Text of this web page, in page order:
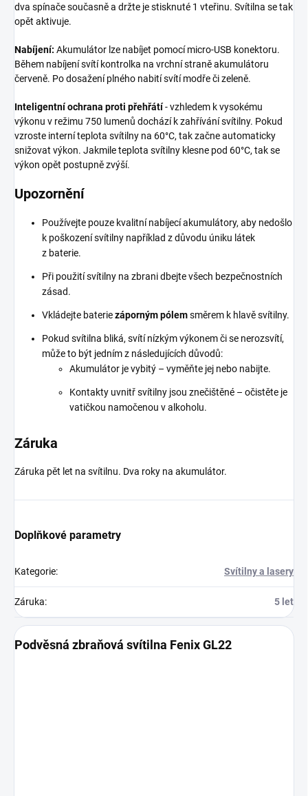
dva spínače současně a držte je stisknuté 1 vteřinu. Svítilna se tak
opět aktivuje.
Nabíjení: Akumulátor lze nabíjet pomocí micro-USB konektoru.
Během nabíjení svítí kontrolka na vrchní straně akumulátoru
červeně. Po dosažení plného nabití svítí modře či zeleně.
Inteligentní ochrana proti přehřátí- vzhledem k vysokému
výkonu v režimu 750 lumenů dochází k zahřívání svítilny. Pokud
vzroste interní teplota svítilny na 60°C, tak začne automaticky
snižovat výkon. Jakmile teplota svítilny klesne pod 60°C, tak se
výkon opět postupně zvýší.
Upozornění
Používejte pouze kvalitní nabíjecí akumulátory, aby nedošlo
k poškození svítilny například z důvodu úniku látek
z baterie.
Při použití svítilny na zbrani dbejte všech bezpečnostních
zásad.
Vkládejte bateriezáporným pólemsměrem k hlavě svítilny.
Pokud svítilna bliká, svítí nízkým výkonem či se nerozsvítí,
může to být jedním z následujících důvodů:
Akumulátor je vybitý – vyměňte jej nebo nabijte.
Kontakty uvnitř svítilny jsou znečištěné – očistěte je
vatičkou namočenou v alkoholu.
Záruka
Záruka pět let na svítilnu. Dva roky na akumulátor.
Doplňkové parametry
Kategorie: Svítilny a lasery
Záruka: 5 let
Podvěsná zbraňová svítilna Fenix GL22